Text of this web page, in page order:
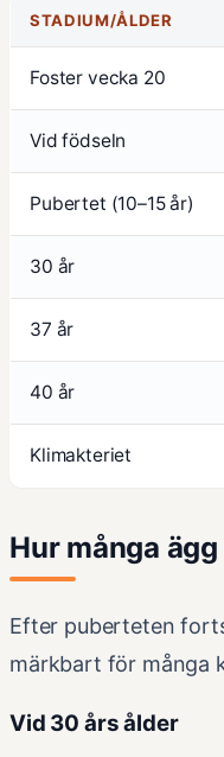
STADIUM/ÅLDER
Foster vecka 20
Vid födseln
Pubertet (10–15 år)
30 år
37 år
40 år
Klimakteriet
Hur många
Efter puberteten
märkbart för många
Vid 30 års ålder